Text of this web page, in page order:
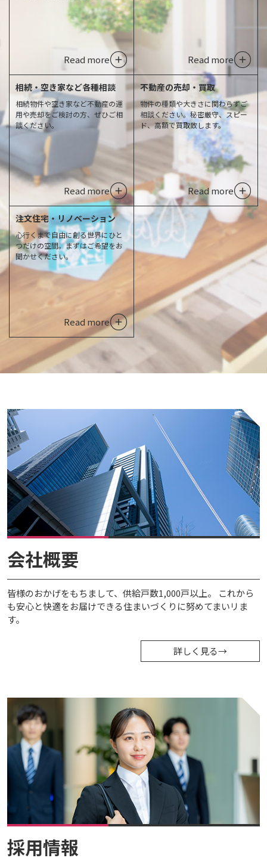
Read more Read more
相続・空き家など各種相談
相続物件や空き家など不動産の運
用や売却をご検討の方、ぜひご相
談ください。
Read more
不動産の売却・買取
物件の種類や大きさに関わらずご
相談ください。秘密厳守、スピー
ド、高額で買取致します。
Read more
注文住宅・リノベーション
心行くまで自由に創る世界にひと
つだけの空間。まずはご希望をお
聞かせください。
Read more
会社概要
皆様のおかげをもちまして、供給戸数1,000戸以上。 これから
も安心と快適をお届けできる住まいづくりに努めてまいリま
す。
詳しく見る→
採用情報